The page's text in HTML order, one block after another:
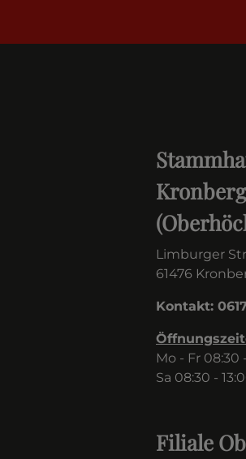
Filiale
Kronberg
Limburger
61476
Kontakt:
Mo - Fr 08:30
Sa 08:30 -